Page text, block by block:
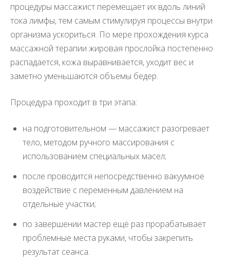
процедуры массажист перемещает их вдоль линий
тока лимфы, тем самым стимулируя процессы внутри
организма ускориться. По мере прохождения курса
массажной терапии жировая прослойка постепенно
распадается, кожа выравнивается, уходит вес и
заметно уменьшаются объемы бедер.
Процедура проходит в три этапа:
на подготовительном — массажист разогревает
тело, методом ручного массирования с
использованием специальных масел;
после проводится непосредственно вакуумное
воздействие с переменным давлением на
отдельные участки;
по завершении мастер ещё раз прорабатывает
проблемные места руками, чтобы закрепить
результат сеанса.